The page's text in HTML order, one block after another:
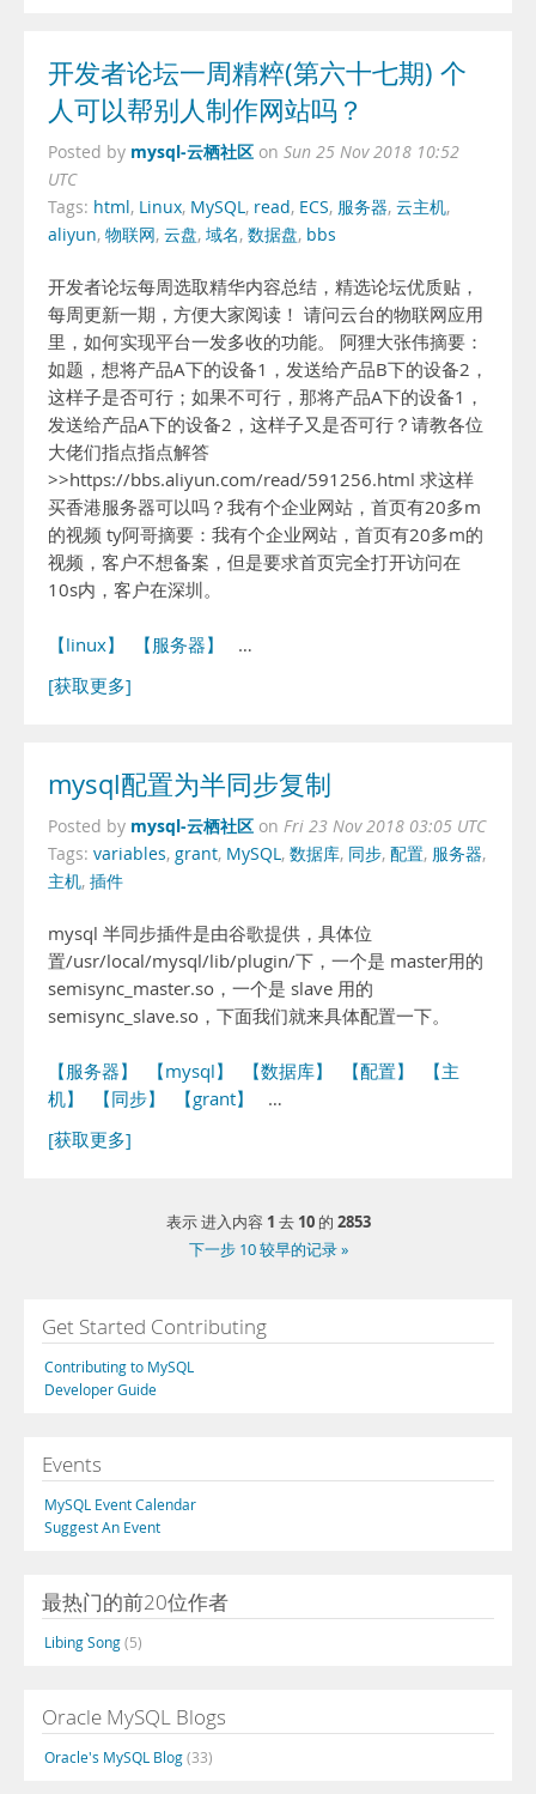
开发者论坛一周精粹(第六十七期) 个
人可以帮别人制作网站吗？
Posted by mysql-云栖社区 on Sun 25 Nov 2018 10:52
UTC
Tags: html, Linux, MySQL, read, ECS, 服务器, 云主机,
aliyun, 物联网, 云盘, 域名, 数据盘, bbs
开发者论坛每周选取精华内容总结，精选论坛优质贴，
每周更新一期，方便大家阅读！ 请问云台的物联网应用
里，如何实现平台一发多收的功能。 阿狸大张伟摘要：
如题，想将产品A下的设备1，发送给产品B下的设备2，
这样子是否可行；如果不可行，那将产品A下的设备1，
发送给产品A下的设备2，这样子又是否可行？请教各位
大佬们指点指点解答
>>https://bbs.aliyun.com/read/591256.html 求这样
买香港服务器可以吗？我有个企业网站，首页有20多m
的视频 ty阿哥摘要：我有个企业网站，首页有20多m的
视频，客户不想备案，但是要求首页完全打开访问在
10s内，客户在深圳。
【linux】 【服务器】
…
[获取更多]
mysql配置为半同步复制
Posted by mysql-云栖社区 on Fri 23 Nov 2018 03:05 UTC
Tags: variables, grant, MySQL, 数据库, 同步, 配置, 服务器,
主机, 插件
mysql 半同步插件是由谷歌提供，具体位
置/usr/local/mysql/lib/plugin/下，一个是 master用的
semisync_master.so，一个是 slave 用的
semisync_slave.so，下面我们就来具体配置一下。
【服务器】 【mysql】 【数据库】 【配置】
【主
机】
【同步】 【grant】
…
[获取更多]
表示 进入内容 1 去 10的 2853
下一步 10 较早的记录 »
Get Started Contributing
Contributing to MySQL
Developer Guide
Events
MySQL Event Calendar
Suggest An Event
最热门的前20位作者
Libing Song(5)
Oracle MySQL Blogs
Oracle's MySQL Blog(33)